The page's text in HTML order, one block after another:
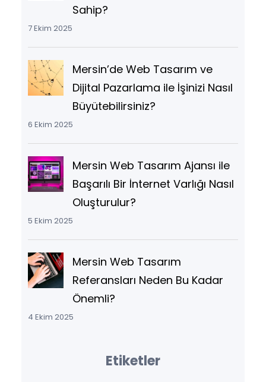
Sahip?
7 Ekim 2025
Mersin’de Web Tasarım ve
Dijital Pazarlama ile İşinizi Nasıl
Büyütebilirsiniz?
6 Ekim 2025
Mersin Web Tasarım Ajansı ile
Başarılı Bir İnternet Varlığı Nasıl
Oluşturulur?
5 Ekim 2025
Mersin Web Tasarım
Referansları Neden Bu Kadar
Önemli?
4 Ekim 2025
Etiketler